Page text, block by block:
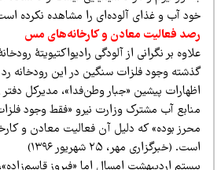
آب و غذای آلوده‌ای را مشاهده نکرده است.»
فعالیت معادن و کارخانه‌های مس
بر نگرانی از آلودگی رادیواکتیویتۀ رودخانۀ
وجود فلزات سنگین در این رودخانه رد
پیشین «جبار وطن‌فدا»، مدیرکل دفتر
آب مشترک وزارت نیرو «فقط وجود فلزات
بوده» که دلیل آن فعالیت معادن و
(خبرگزاری مهر، ۲۵ شهریور ۱۳۹۶)